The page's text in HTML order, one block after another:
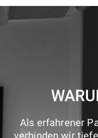
Als erfahrener
verbinden wir